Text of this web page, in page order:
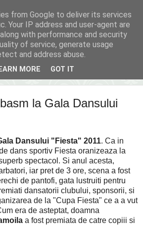
inima ta...
la Gala Dansului
Dansului "Fiesta" 2011. Ca in
dans sportiv Fiesta oranizeaza la
spectacol. Si anul acesta,
iar pret de 3 ore, scena a fost
de pantofi, gata lustruiti pentru
dansatorii clubului, sponsorii, si
de la "Cupa Fiesta" ce a a vut
era de asteptat, doamna
a fost premiata de catre copiii si
from Google to deliver its services
Your IP address and user-agent are
with performance and security
of service, generate usage
and address abuse.
MORE GOT IT